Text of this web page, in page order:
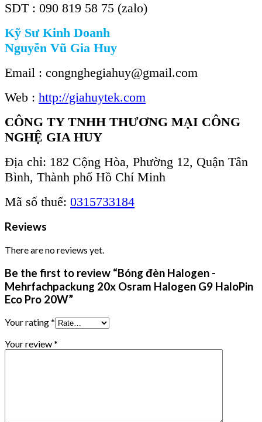
SDT : 090 819 58 75 (zalo)
Kỹ Sư Kinh Doanh
Nguyễn Vũ Gia Huy
Email : congnghegiahuy@gmail.com
Web : http://giahuytek.com
CÔNG TY TNHH THƯƠNG MẠI CÔNG
NGHỆ GIA HUY
Địa chỉ: 182 Cộng Hòa, Phường 12, Quận Tân
Bình, Thành phố Hồ Chí Minh
Mã số thuế: 0315733184
Reviews
There are no reviews yet.
Be the first to review “Bóng đèn Halogen -
Mehrfachpackung 20x Osram Halogen G9 HaloPin
Eco Pro 20W”
Your rating*
Your review*